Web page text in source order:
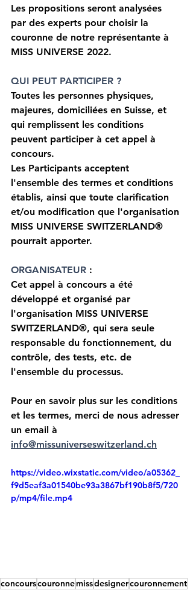
Les propositions seront analysées
par des experts pour choisir la
couronne de notre représentante à
MISS UNIVERSE 2022.
QUI PEUT PARTICIPER ?
Toutes les personnes physiques,
majeures, domiciliées en Suisse, et
qui remplissent les conditions
peuvent participer à cet appel à
concours.
Les Participants acceptent
l'ensemble des termes et conditions
établis, ainsi que toute clarification
et/ou modification que l'organisation
MISS UNIVERSE SWITZERLAND®️
pourrait apporter.
ORGANISATEUR :
Cet appel à concours a été
développé et organisé par
l'organisation MISS UNIVERSE
SWITZERLAND®️, qui sera seule
responsable du fonctionnement, du
contrôle, des tests, etc. de
l'ensemble du processus.
Pour en savoir plus sur les conditions
et les termes, merci de nous adresser
un email à
info@missuniverseswitzerland.ch
https://video.wixstatic.com/video/a05362_
f9d5eaf3a01540be93a3867bf190b8f5/720
p/mp4/file.mp4
concourscouronnemissdesignercouronnement